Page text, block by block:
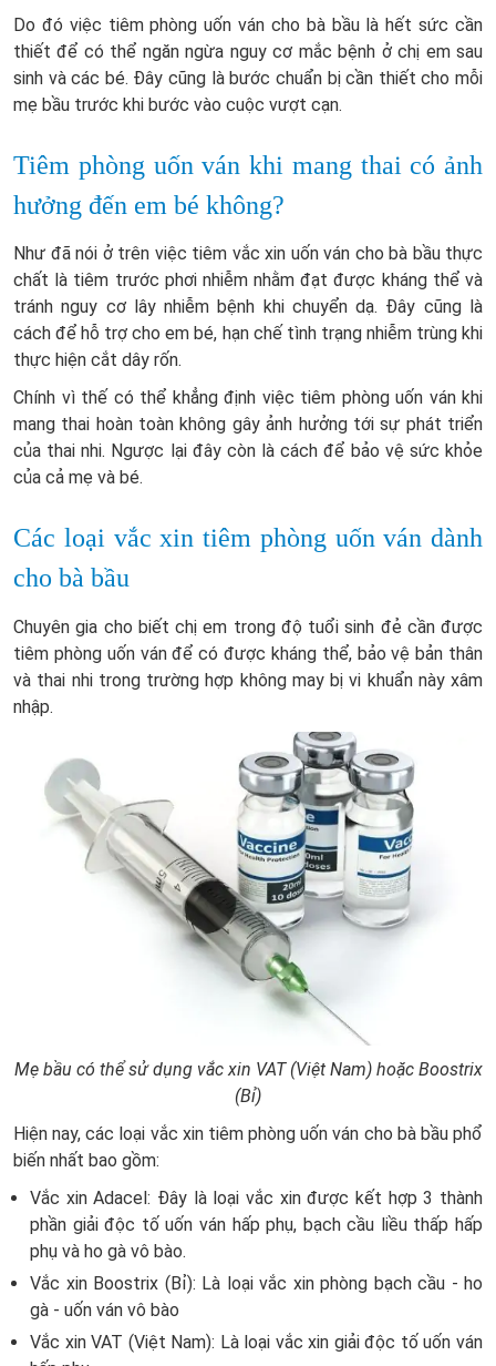
Do đó việc tiêm phòng uốn ván cho bà bầu là hết sức cần
thiết để có thể ngăn ngừa nguy cơ mắc bệnh ở chị em sau
sinh và các bé. Đây cũng là bước chuẩn bị cần thiết cho mỗi
mẹ bầu trước khi bước vào cuộc vượt cạn.
Tiêm phòng uốn ván khi mang thai có ảnh
hưởng đến em bé không?
Như đã nói ở trên việc tiêm vắc xin uốn ván cho bà bầu thực
chất là tiêm trước phơi nhiễm nhằm đạt được kháng thể và
tránh nguy cơ lây nhiễm bệnh khi chuyển dạ. Đây cũng là
cách để hỗ trợ cho em bé, hạn chế tình trạng nhiễm trùng khi
thực hiện cắt dây rốn.
Chính vì thế có thể khẳng định việc tiêm phòng uốn ván khi
mang thai hoàn toàn không gây ảnh hưởng tới sự phát triển
của thai nhi. Ngược lại đây còn là cách để bảo vệ sức khỏe
của cả mẹ và bé.
Các loại vắc xin tiêm phòng uốn ván dành
cho bà bầu
Chuyên gia cho biết chị em trong độ tuổi sinh đẻ cần được
tiêm phòng uốn ván để có được kháng thể, bảo vệ bản thân
và thai nhi trong trường hợp không may bị vi khuẩn này xâm
nhập.
Mẹ bầu có thể sử dụng vắc xin VAT (Việt Nam) hoặc Boostrix
(Bỉ)
Hiện nay, các loại vắc xin tiêm phòng uốn ván cho bà bầu phổ
biến nhất bao gồm:
Vắc xin Adacel: Đây là loại vắc xin được kết hợp 3 thành
phần giải độc tố uốn ván hấp phụ, bạch cầu liều thấp hấp
phụ và ho gà vô bào.
Vắc xin Boostrix (Bỉ): Là loại vắc xin phòng bạch cầu - ho
gà - uốn ván vô bào
Vắc xin VAT (Việt Nam): Là loại vắc xin giải độc tố uốn ván